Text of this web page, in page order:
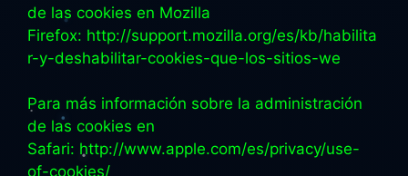
de las cookies en Mozilla
Firefox: http://support.mozilla.org/es/kb/habilita
r-y-deshabilitar-cookies-que-los-sitios-we
Para más información sobre la administración
de las cookies en
Safari: http://www.apple.com/es/privacy/use-
of-cookies/